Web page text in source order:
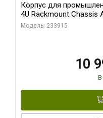
Корпус для
4U Rackmount Chassis
Advantech 15 слотов,
Модель: 233915
10
В